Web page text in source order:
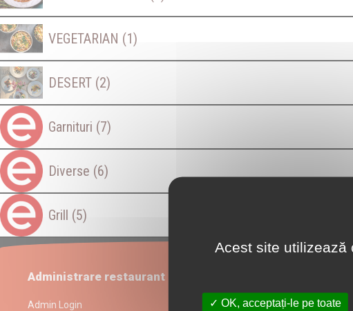
VEGETARIAN (1)
DESERT (2)
Garnituri (7)
Diverse (6)
Grill (5)
Administrare restaurant
Admin Login
Acest site utilizează
OK, acceptați-le pe toate